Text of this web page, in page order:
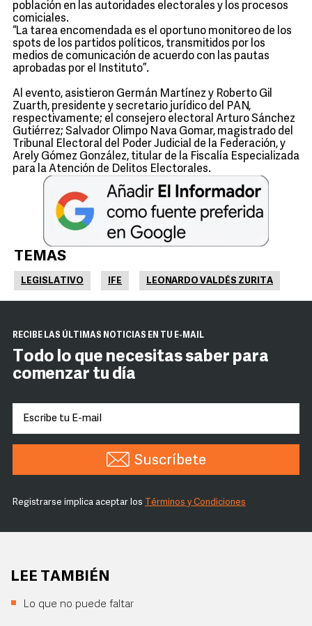
población en las autoridades electorales y los procesos
comiciales.
“La tarea encomendada es el oportuno monitoreo de los
spots de los partidos políticos, transmitidos por los
medios de comunicación de acuerdo con las pautas
aprobadas por el Instituto”.
Al evento, asistieron Germán Martínez y Roberto Gil
Zuarth, presidente y secretario jurídico del PAN,
respectivamente; el consejero electoral Arturo Sánchez
Gutiérrez; Salvador Olimpo Nava Gomar, magistrado del
Tribunal Electoral del Poder Judicial de la Federación, y
Arely Gómez González, titular de la Fiscalía Especializada
para la Atención de Delitos Electorales.
TEMAS
LEGISLATIVO IFE LEONARDO VALDÉS ZURITA
RECIBE LAS ÚLTIMAS NOTICIAS EN TU E-MAIL
Todo lo que necesitas saber para
comenzar tu día
Suscríbete
Registrarse implica aceptar los Términos y Condiciones
LEE TAMBIÉN
Lo que no puede faltar